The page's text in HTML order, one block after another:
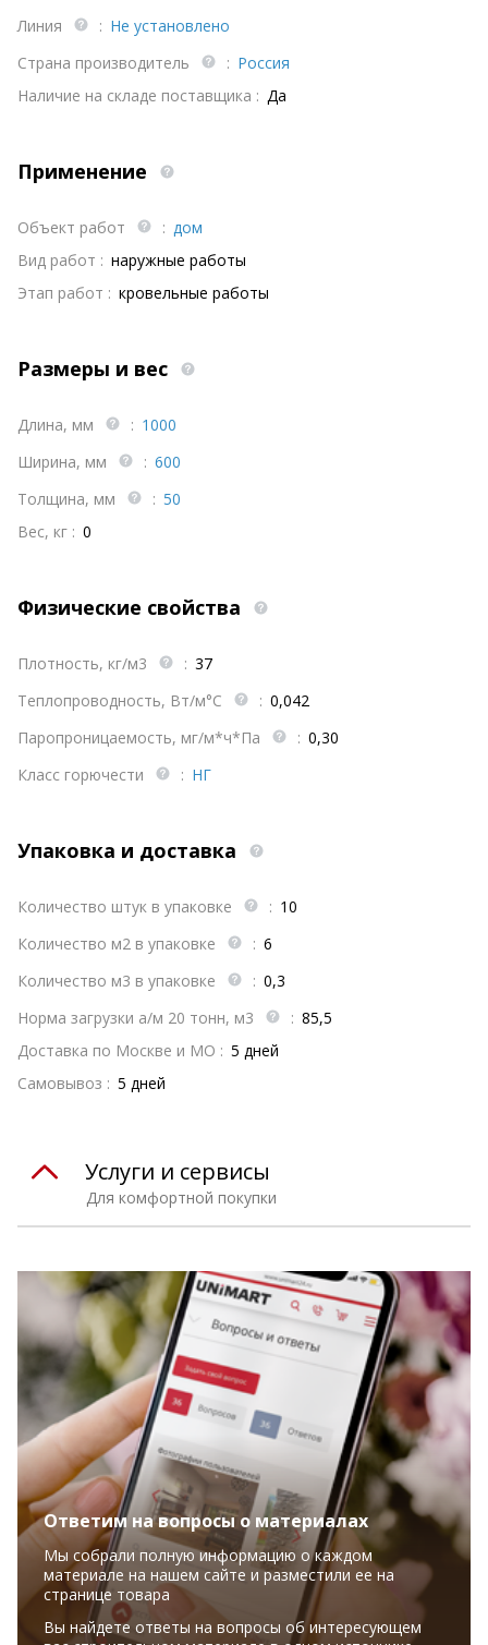
Линия
: Не установлено
Страна производитель
: Россия
Наличие на складе поставщика : Да
Применение
Объект работ : дом
Вид работ : наружные работы
Этап работ : кровельные работы
Размеры и вес
Длина, мм : 1000
Ширина, мм
: 600
Толщина, мм
: 50
Вес, кг : 0
Физические свойства
Плотность, кг/м3 : 37
Теплопроводность, Вт/м°С
: 0,042
Паропроницаемость, мг/м*ч*Па
: 0,30
Класс горючести
: НГ
Упаковка и доставка
Количество штук в упаковке : 10
Количество м2 в упаковке
: 6
Количество м3 в упаковке
: 0,3
Норма загрузки а/м 20 тонн, м3
: 85,5
Доставка по Москве и МО : 5 дней
Самовывоз : 5 дней
Для комфортной покупки
Услуги и сервисы
Ответим на вопросы о материалах
Мы собрали полную информацию о каждом
материале на нашем сайте и разместили ее на
странице товара
Вы найдете ответы на вопросы об интересующем